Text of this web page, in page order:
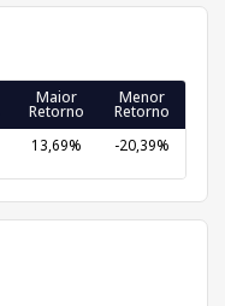
Maior
Retorno
Menor
Retorno
13,69% -20,39%